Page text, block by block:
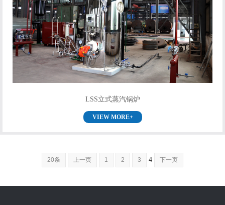
LSS立式蒸汽锅炉
VIEW MORE+
20条 上一页 1 2 3 4 下一页